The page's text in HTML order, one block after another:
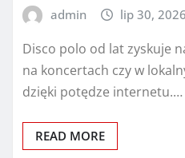
admin lip 30, 2026
Disco polo od lat zyskuje
na koncertach czy w
dzięki potędze internetu.…
READ MORE